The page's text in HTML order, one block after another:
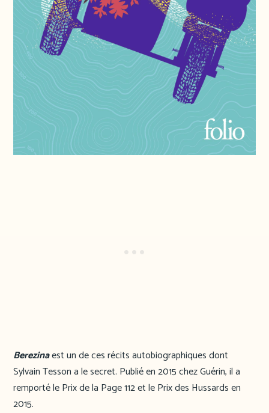
Berezinaest un de ces récits autobiographiques dont
Sylvain Tesson a le secret. Publié en 2015 chez Guérin, il a
remporté le Prix de la Page 112 et le Prix des Hussards en
2015.